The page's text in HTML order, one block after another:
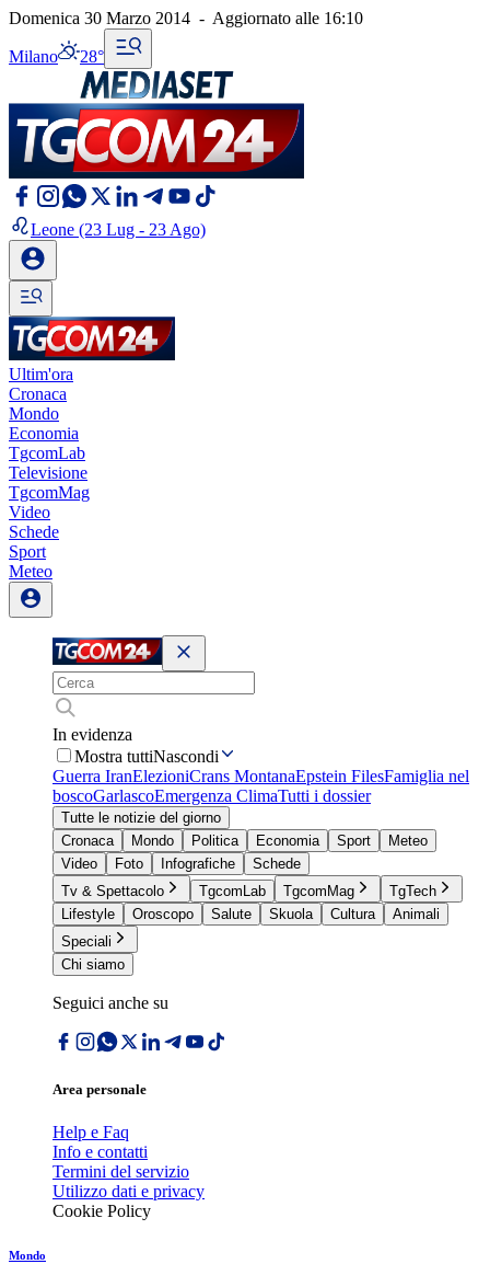
Domenica 30 Marzo 2014 - Aggiornato alle 16:10
Milano 28°
Leone (23 Lug - 23 Ago)
Ultim'ora
Cronaca
Mondo
Economia
TgcomLab
Televisione
TgcomMag
Video
Schede
Sport
Meteo
In evidenza
Mostra tuttiNascondi
Guerra IranElezioniCrans MontanaEpstein FilesFamiglia nel
boscoGarlascoEmergenza ClimaTutti i dossier
Tutte le notizie del giorno
Cronaca
Mondo Politica Economia Sport
Meteo
Video
Foto Infografiche
Schede
Tv & Spettacolo
TgcomLab TgcomMag
TgTech
Lifestyle
Oroscopo Salute Skuola Cultura
Animali
Speciali
Chi siamo
Seguici anche su
Area personale
Help e Faq
Info e contatti
Termini del servizio
Utilizzo dati e privacy
Cookie Policy
Mondo